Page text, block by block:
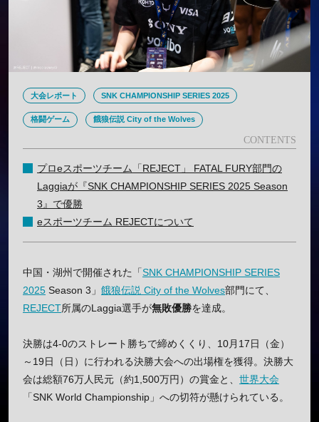
大会レポート SNK CHAMPIONSHIP SERIES 2025
格闘ゲーム 餓狼伝説 City of the Wolves
プロeスポーツチーム「REJECT」 FATAL FURY部門の
Laggiaが『SNK CHAMPIONSHIP SERIES 2025 Season
3』で優勝
eスポーツチーム REJECTについて
中国・湖州で開催された「SNK CHAMPIONSHIP SERIES
2025 Season 3」 餓狼伝説 City of the Wolves部門にて、
REJECT所属のLaggia選手が無敗優勝を達成。
決勝は4-0のストレート勝ちで締めくくり、10月17日（金）
～19日（日）に行われる決勝大会への出場権を獲得。決勝大
会は総額76万人民元（約1,500万円）の賞金と、 世界大会
「SNK World Championship」への切符が懸けられている。